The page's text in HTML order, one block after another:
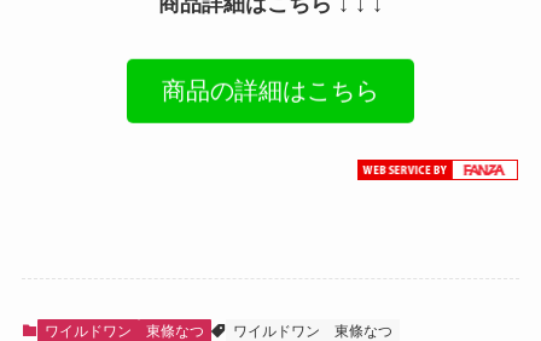
商品の詳細はこちら
ワイルドワン 東條なつ ワイルドワン 東條なつ